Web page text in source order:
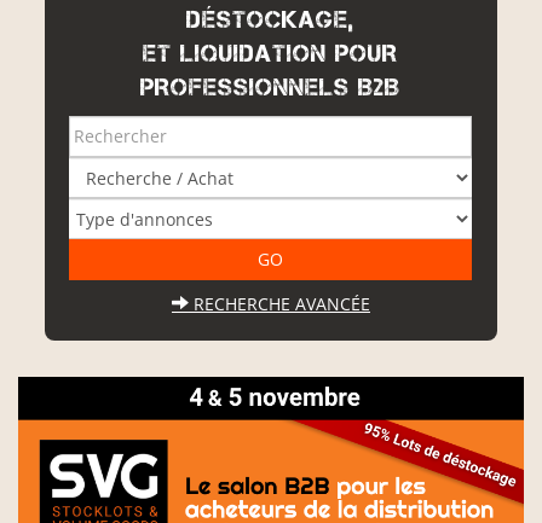
DÉSTOCKAGE,
ET LIQUIDATION POUR
PROFESSIONNELS B2B
RECHERCHE AVANCÉE